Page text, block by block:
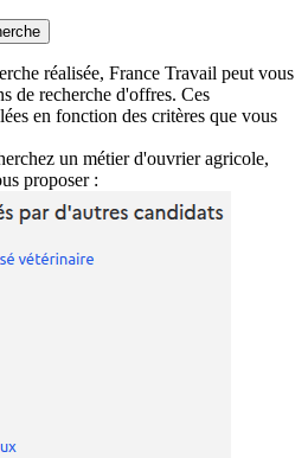
réalisée, France Travail peut vous
de recherche d'offres. Ces
en fonction des critères que vous
un métier d'ouvrier agricole,
proposer :